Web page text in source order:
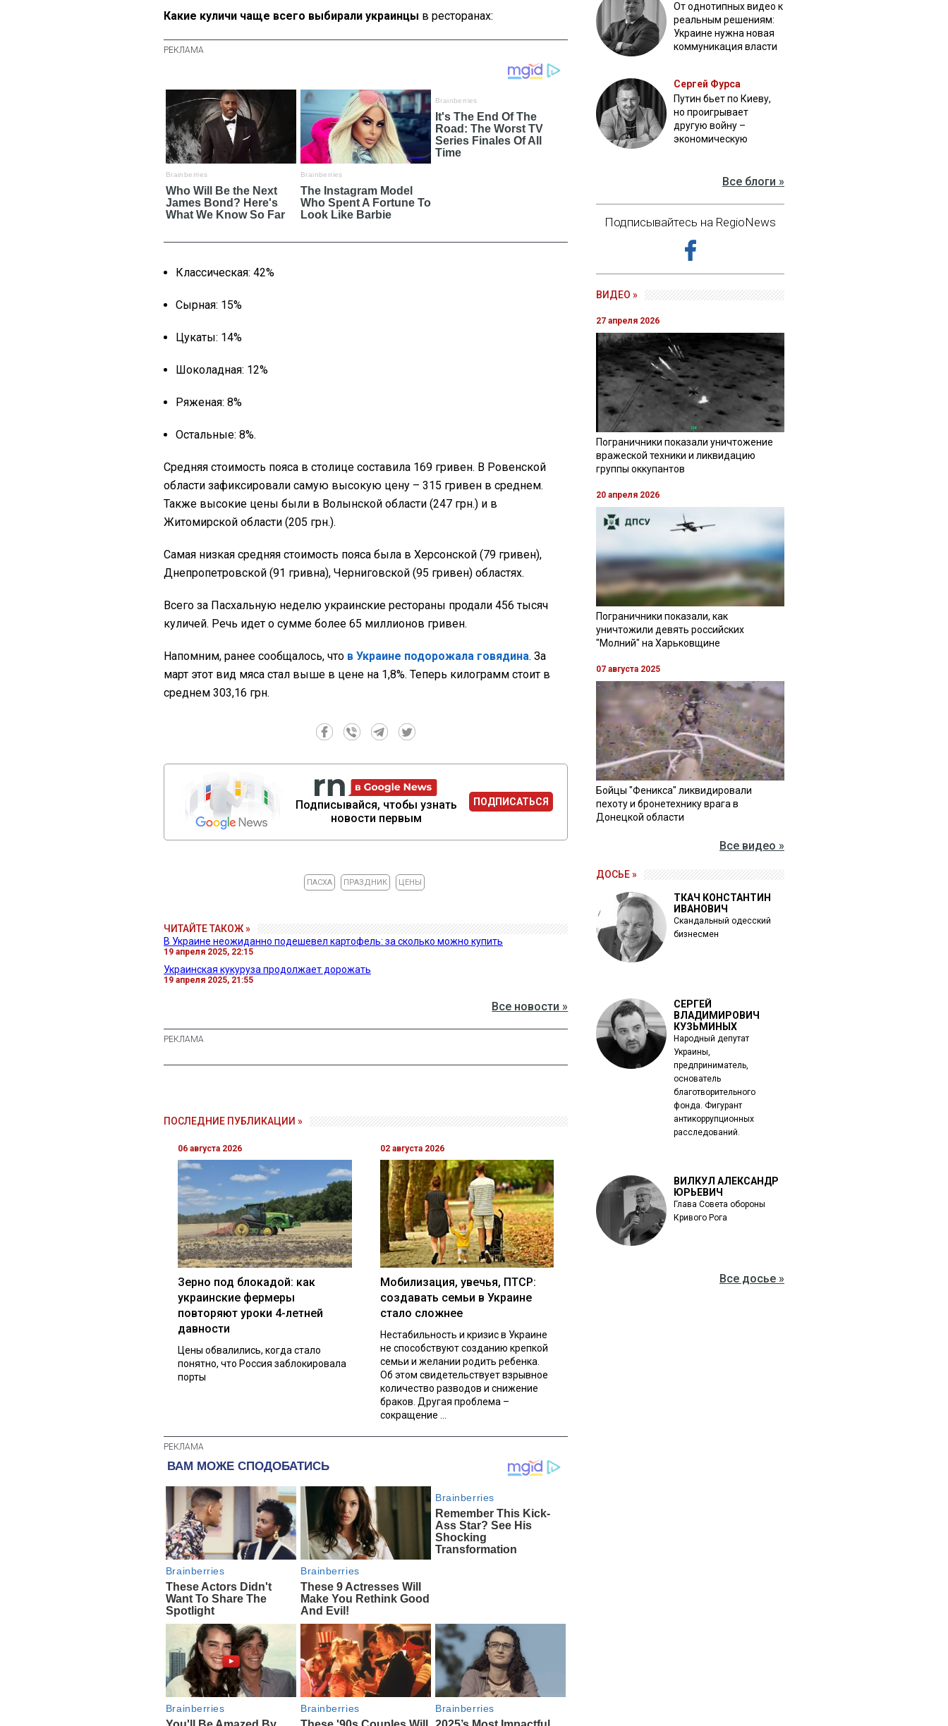
Какие куличи чаще всего выбирали украинцы в ресторанах:
Классическая: 42%
Сырная: 15%
Цукаты: 14%
Шоколадная: 12%
Ряженая: 8%
Остальные: 8%.
Средняя стоимость пояса в столице составила 169 гривен. В Ровенской
области зафиксировали самую высокую цену – 315 гривен в среднем.
Также высокие цены были в Волынской области (247 грн.) и в
Житомирской области (205 грн.).
Самая низкая средняя стоимость пояса была в Херсонской (79 гривен),
Днепропетровской (91 гривна), Черниговской (95 гривен) областях.
Всего за Пасхальную неделю украинские рестораны продали 456 тысяч
куличей. Речь идет о сумме более 65 миллионов гривен.
Напомним, ранее сообщалось, что в Украине подорожала говядина. За
март этот вид мяса стал выше в цене на 1,8%. Теперь килограмм стоит в
среднем 303,16 грн.
Подписывайся, чтобы узнать
новости первым
ПОДПИСАТЬСЯ
ПАСХА ПРАЗДНИК ЦЕНЫ
ЧИТАЙТЕ ТАКОЖ »
В Украине неожиданно подешевел картофель: за сколько можно купить
19 апреля 2025, 22:15
Украинская кукуруза продолжает дорожать
19 апреля 2025, 21:55
Все новости »
ПОСЛЕДНИЕ ПУБЛИКАЦИИ »
06 августа 2026
Зерно под блокадой: как
украинские фермеры
повторяют уроки 4-летней
давности
Цены обвалились, когда стало
понятно, что Россия заблокировала
порты
02 августа 2026
Мобилизация, увечья, ПТСР:
создавать семьи в Украине
стало сложнее
Нестабильность и кризис в Украине
не способствуют созданию крепкой
семьи и желании родить ребенка.
Об этом свидетельствует взрывное
количество разводов и снижение
браков. Другая проблема –
сокращение ...
От однотипных видео к
реальным решениям:
Украине нужна новая
коммуникация власти
Сергей Фурса
Путин бьет по Киеву,
но проигрывает
другую войну –
экономическую
Все блоги »
Подписывайтесь на RegioNews
ВИДЕО »
27 апреля 2026
Пограничники показали уничтожение
вражеской техники и ликвидацию
группы оккупантов
20 апреля 2026
Пограничники показали, как
уничтожили девять российских
"Молний" на Харьковщине
07 августа 2025
Бойцы "Феникса" ликвидировали
пехоту и бронетехнику врага в
Донецкой области
Все видео »
ДОСЬЕ »
ТКАЧ КОНСТАНТИН
ИВАНОВИЧ
Скандальный одесский
бизнесмен
СЕРГЕЙ
ВЛАДИМИРОВИЧ
КУЗЬМИНЫХ
Народный депутат
Украины,
предприниматель,
основатель
благотворительного
фонда. Фигурант
антикоррупционных
расследований.
ВИЛКУЛ АЛЕКСАНДР
ЮРЬЕВИЧ
Глава Совета обороны
Кривого Рога
Все досье »